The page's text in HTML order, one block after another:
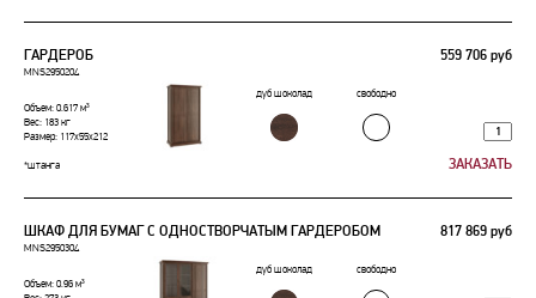
ГАРДЕРОБ 559 706 руб
MNS2950204
дуб шоколад
свободно
Объем: 0.617 м³
Вес: 183 кг
Размер: 117x55x212
*штанга
ШКАФ ДЛЯ БУМАГ С ОДНОСТВОРЧАТЫМ ГАРДЕРОБОМ 817 869 руб
MNS2950304
дуб шоколад
свободно
Объем: 0.96 м³